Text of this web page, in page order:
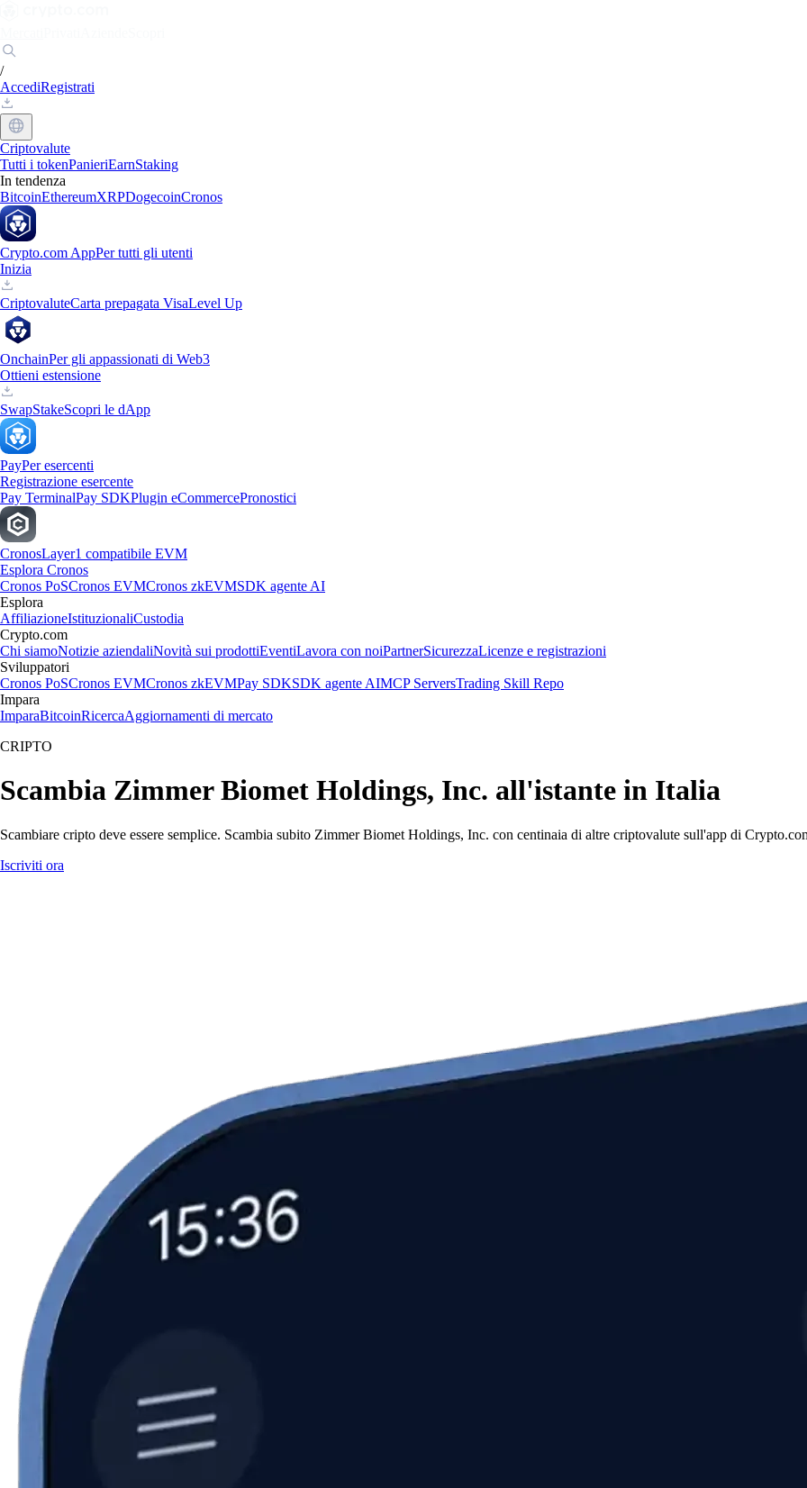
/
AccediRegistrati
Criptovalute
Tutti i tokenPanieriEarnStaking
In tendenza
BitcoinEthereumXRPDogecoinCronos
Crypto.com AppPer tutti gli utenti
Inizia
CriptovaluteCarta prepagata VisaLevel Up
OnchainPer gli appassionati di Web3
Ottieni estensione
SwapStakeScopri le dApp
PayPer esercenti
Registrazione esercente
Pay TerminalPay SDKPlugin eCommercePronostici
CronosLayer1 compatibile EVM
Esplora Cronos
Cronos PoSCronos EVMCronos zkEVMSDK agente AI
Esplora
AffiliazioneIstituzionaliCustodia
Crypto.com
Chi siamoNotizie aziendaliNovità sui prodottiEventiLavora con noiPartnerSicurezzaLicenze e registrazioni
Sviluppatori
Cronos PoSCronos EVMCronos zkEVMPay SDKSDK agente AIMCP ServersTrading Skill Repo
Impara
ImparaBitcoinRicercaAggiornamenti di mercato
CRIPTO
Scambia Zimmer Biomet Holdings, Inc. all'istante in Italia
Scambiare cripto deve essere semplice. Scambia subito Zimmer Biomet Holdings, Inc. con centinaia di altre criptovalute sull'app di
Iscriviti ora